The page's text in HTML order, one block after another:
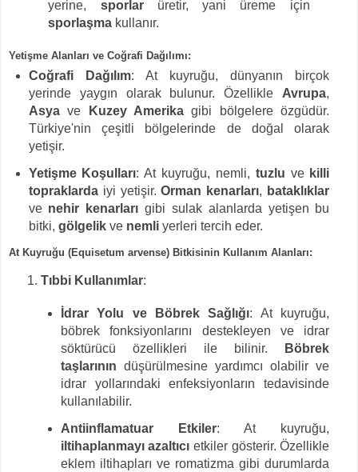
yerine, sporlarüretir, yani üreme için
sporlaşma kullanır.
Yetişme Alanları ve Coğrafi Dağılımı:
Coğrafi Dağılım: At kuyruğu, dünyanın birçok
yerinde yaygın olarak bulunur. Özellikle Avrupa,
Asyave Kuzey Amerika gibi bölgelere özgüdür.
Türkiye'nin çeşitli bölgelerinde de doğal olarak
yetişir.
Yetişme Koşulları: At kuyruğu, nemli, tuzlu ve killi
topraklardaiyi yetişir.Orman kenarları, bataklıklar
ve nehir kenarları gibi sulak alanlarda yetişen bu
bitki, gölgelikve nemliyerleri tercih eder.
At Kuyruğu (Equisetum arvense) Bitkisinin Kullanım Alanları:
Tıbbi Kullanımlar:
İdrar Yolu ve Böbrek Sağlığı: At kuyruğu,
böbrek fonksiyonlarını destekleyen ve idrar
söktürücü özellikleri ile bilinir.
Böbrek
taşlarının düşürülmesine yardımcı olabilir ve
idrar yollarındaki enfeksiyonların tedavisinde
kullanılabilir.
Antiinflamatuar Etkiler: At kuyruğu,
iltihaplanmayı azaltıcı etkiler gösterir. Özellikle
eklem iltihapları ve romatizma gibi durumlarda